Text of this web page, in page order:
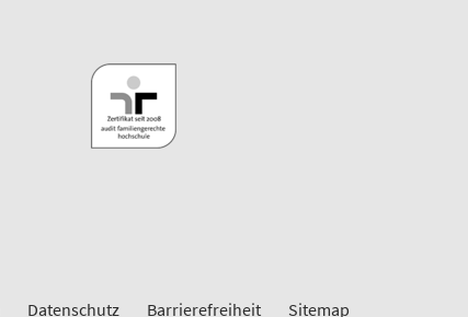
Datenschutz Barrierefreiheit Sitemap